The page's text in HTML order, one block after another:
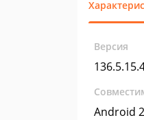
Версия
Android